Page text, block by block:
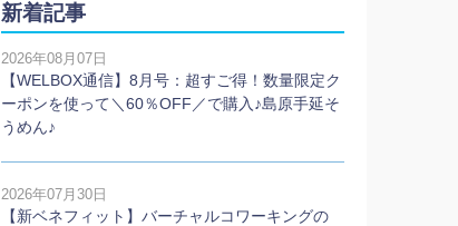
新着記事
2026年08月07日
【WELBOX通信】8月号：超すご得！数量限定ク
ーポンを使って＼60％OFF／で購入♪島原手延そ
うめん♪
2026年07月30日
【新ベネフィット】バーチャルコワーキングの